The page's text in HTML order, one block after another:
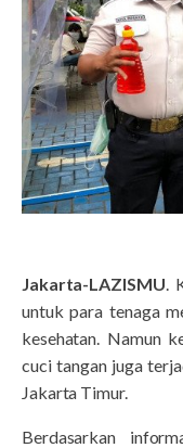
Jakarta-LAZISMU
untuk para tenaga
kesehatan. Namun
cuci tangan juga
Jakarta Timur.
Berdasarkan